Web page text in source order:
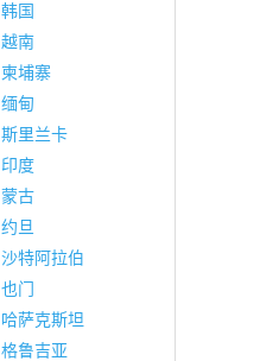
韩国
越南
柬埔寨
缅甸
斯里兰卡
印度
蒙古
约旦
沙特阿拉伯
也门
哈萨克斯坦
格鲁吉亚